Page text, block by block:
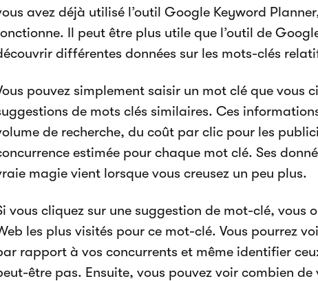
avez déjà utilisé l’outil Google Keyword
Il peut être plus utile que l’outil de
différentes données sur les mots-clés
pouvez simplement saisir un mot clé que vous
de mots clés similaires. Ces
de recherche, du coût par clic pour les
estimée pour chaque mot clé. Ses
magie vient lorsque vous creusez un peu plus.
vous cliquez sur une suggestion de mot-clé, vous
les plus visités pour ce mot-clé. Vous pourrez
rapport à vos concurrents et même identifier
être pas. Ensuite, vous pouvez voir combien